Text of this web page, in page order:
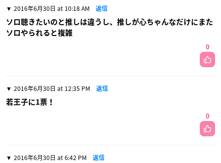
2016年6月30日 at 10:18 AM 返信
ソロ聴きたいのと推しは違うし、推しが心ちゃんなだけにまた
ソロやられると複雑
0
2016年6月30日 at 12:35 PM 返信
若王子に1票！
0
2016年6月30日 at 6:42 PM 返信